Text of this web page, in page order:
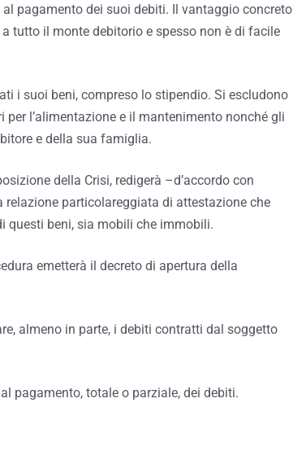
pagamento dei suoi debiti. Il vantaggio concreto
tutto il monte debitorio e spesso non è di facile
i suoi beni, compreso lo stipendio. Si escludono
l’alimentazione e il mantenimento nonché gli
e della sua famiglia.
della Crisi, redigerà –d’accordo con
relazione particolareggiata di attestazione che
questi beni, sia mobili che immobili.
emetterà il decreto di apertura della
almeno in parte, i debiti contratti dal soggetto
pagamento, totale o parziale, dei debiti.